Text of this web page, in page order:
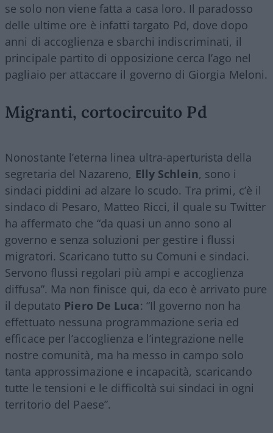
se solo non viene fatta a casa loro. Il paradosso
delle ultime ore è infatti targato Pd, dove dopo
anni di accoglienza e sbarchi indiscriminati, il
principale partito di opposizione cerca l’ago nel
pagliaio per attaccare il governo di Giorgia Meloni.
Migranti, cortocircuito Pd
Nonostante l’eterna linea ultra-aperturista della
segretaria del Nazareno, Elly Schlein, sono i
sindaci piddini ad alzare lo scudo. Tra primi, c’è il
sindaco di Pesaro, Matteo Ricci, il quale su Twitter
ha affermato che “da quasi un anno sono al
governo e senza soluzioni per gestire i flussi
migratori. Scaricano tutto su Comuni e sindaci.
Servono flussi regolari più ampi e accoglienza
diffusa”. Ma non finisce qui, da eco è arrivato pure
il deputato Piero De Luca: “Il governo non ha
effettuato nessuna programmazione seria ed
efficace per l’accoglienza e l’integrazione nelle
nostre comunità, ma ha messo in campo solo
tanta approssimazione e incapacità, scaricando
tutte le tensioni e le difficoltà sui sindaci in ogni
territorio del Paese”.